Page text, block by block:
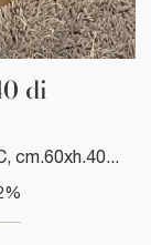
di
Scopri il tavolino mod. Cleo di Molteni&C, cm.60xh.40. Un design moderno ed elegante per arredare la tua casa con stile.